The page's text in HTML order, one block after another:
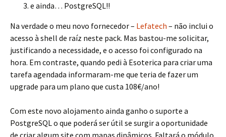
e ainda… PostgreSQL!!
Na verdade o meu novo fornecedor – Lefatech – não inclui o
acesso à shell de raíz neste pack. Mas bastou-me solicitar,
justificando a necessidade, e o acesso foi configurado na
hora. Em contraste, quando pedi à Esoterica para criar uma
tarefa agendada informaram-me que teria de fazer um
upgrade para um plano que custa 108€/ano!
Com este novo alojamento ainda ganho o suporte a
PostgreSQL o que poderá ser útil se surgir a oportunidade
de criar algum site com mapas dinâmicos. Faltará o módulo